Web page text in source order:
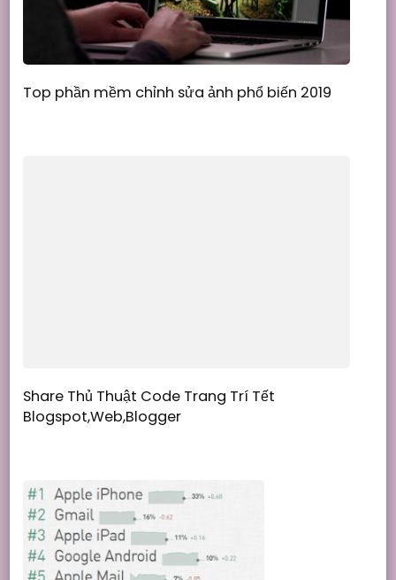
Top phần mềm chỉnh sửa ảnh phổ biến 2019
Share Thủ Thuật Code Trang Trí Tết
Blogspot,Web,Blogger